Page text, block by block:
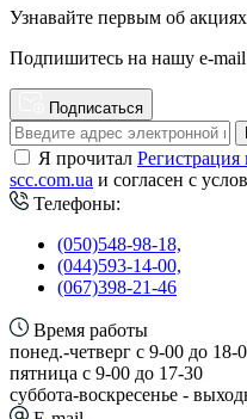
Узнавайте первым об
Подпишитесь на нашу e-
Подписаться
Я прочитал Регистрация
scc.com.ua и согласен с
Телефоны:
(050)548-98-18,
(044)593-14-00,
(067)398-21-46
Время работы
понед.-четверг с 9-00 до 18-
пятница с 9-00 до 17-30
cуббота-воскресенье -